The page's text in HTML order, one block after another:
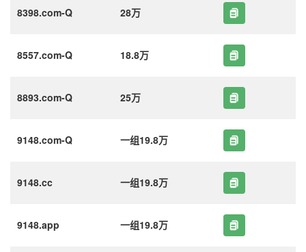
8398.com-Q 28万
8557.com-Q 18.8万
8893.com-Q 25万
9148.com-Q 一组19.8万
9148.cc 一组19.8万
9148.app 一组19.8万